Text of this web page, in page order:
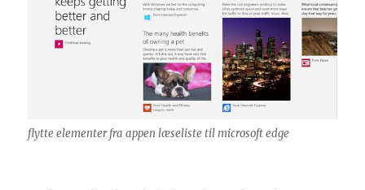
flytte elementer fra appen læseliste til microsoft edge